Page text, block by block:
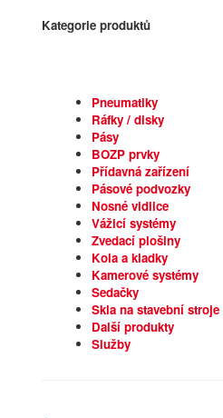
Kategorie produktů
Pneumatiky
Ráfky / disky
Pásy
BOZP prvky
Přídavná zařízení
Pásové podvozky
Nosné vidlice
Vážicí systémy
Zvedací plošiny
Kola a kladky
Kamerové systémy
Sedačky
Skla na stavební stroje
Další produkty
Služby